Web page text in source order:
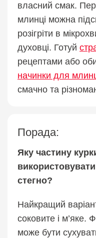
власний смак.
млинці можна
розігріти в
духовці. Готуй
рецептами або
начинки для
смачно та
Порада:
Яку частину
стегно?
Найкращий
соковите і м’яке.
може бути